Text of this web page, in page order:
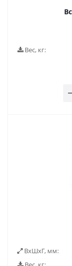
Вес, кг:
ВxШxГ, мм: